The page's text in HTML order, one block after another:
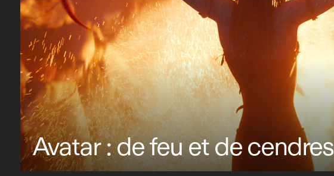
Avatar : de feu et de cendres